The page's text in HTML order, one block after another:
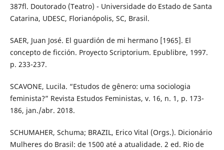
387fl. Doutorado (Teatro) - Universidade do Estado de Santa
Catarina, UDESC, Florianópolis, SC, Brasil.
SAER, Juan José. El guardión de mi hermano [1965]. El
concepto de ficción. Proyecto Scriptorium. Epublibre, 1997.
p. 233-237.
SCAVONE, Lucila. “Estudos de gênero: uma sociologia
feminista?” Revista Estudos Feministas, v. 16, n. 1, p. 173-
186, jan./abr. 2018.
SCHUMAHER, Schuma; BRAZIL, Erico Vital (Orgs.). Dicionário
Mulheres do Brasil: de 1500 até a atualidade. 2 ed. Rio de